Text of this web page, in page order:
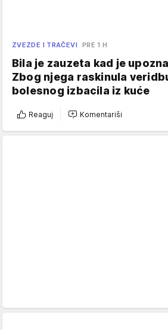
ZVEZDE I TRAČEVI PRE 1 H
Bila je zauzeta kad je
Zbog njega raskinula
bolesnog izbacila iz kuće
Reaguj Komentariši